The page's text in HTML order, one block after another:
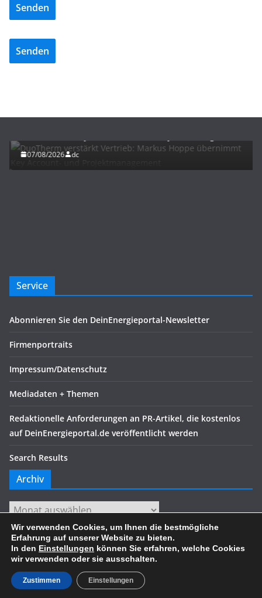
Senden
Senden
07/08/2026 dc
Service
Abonnieren Sie den DeinEnergieportal-Newsletter
Firmenportraits
Impressum/Datenschutz
Mediadaten + Themen
Redaktionelle Anforderungen an PR-Artikel, die kostenlos
auf DeinEnergieportal.de veröffentlicht werden
Search Results
Archiv
Archiv
Copyright © 2026. Alle Rechte vorbehalten.
Theme:ColorMagvon ThemeGrill. Präsentiert von
Wir verwenden Cookies, um Ihnen die bestmögliche
Erfahrung auf unserer Website zu bieten.
In den Einstellungen können Sie erfahren, welche Cookies
wir verwenden oder sie ausschalten.
Zustimmen Einstellungen